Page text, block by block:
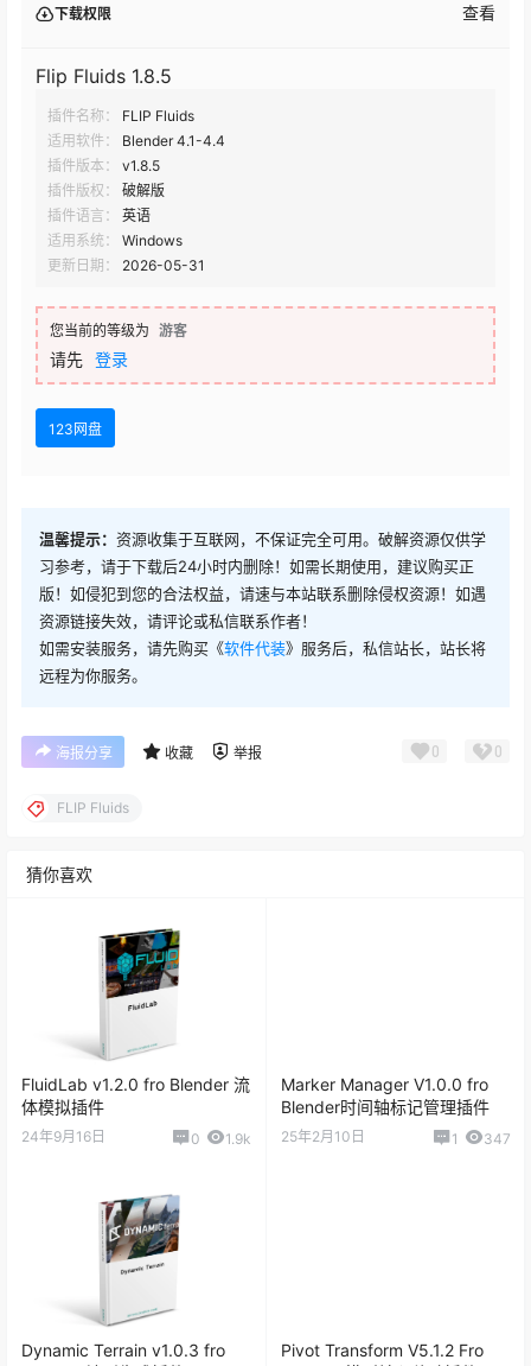
下载权限 查看
Flip Fluids 1.8.5
插件名称：
FLIP Fluids
适用软件：
Blender 4.1-4.4
插件版本：
v1.8.5
插件版权：
破解版
插件语言：
英语
适用系统：
Windows
更新日期：
2026-05-31
您当前的等级为 游客
请先 登录
123网盘
温馨提示： 资源收集于互联网，不保证完全可用。破解资源仅供学
习参考，请于下载后24小时内删除！如需长期使用，建议购买正
版！如侵犯到您的合法权益，请速与本站联系删除侵权资源！如遇
资源链接失效，请评论或私信联系作者！
如需安装服务，请先购买《软件代装》服务后，私信站长，站长将
远程为你服务。
海报分享 收藏 举报 0 0
FLIP Fluids
猜你喜欢
FluidLab v1.2.0 fro Blender 流
体模拟插件
24年9月16日 0 1.9k
Marker Manager V1.0.0 fro
Blender时间轴标记管理插件
25年2月10日 1 347
Dynamic Terrain v1.0.3 fro
Pivot Transform V5.1.2 Fro